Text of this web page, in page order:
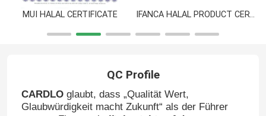
MUI HALAL CERTIFICATE IFANCA HALAL PRODUCT CERTIFICATE
QC Profile
CARDLOglaubt, dass „Qualität Wert,
Glaubwürdigkeit macht Zukunft“ als der Führer